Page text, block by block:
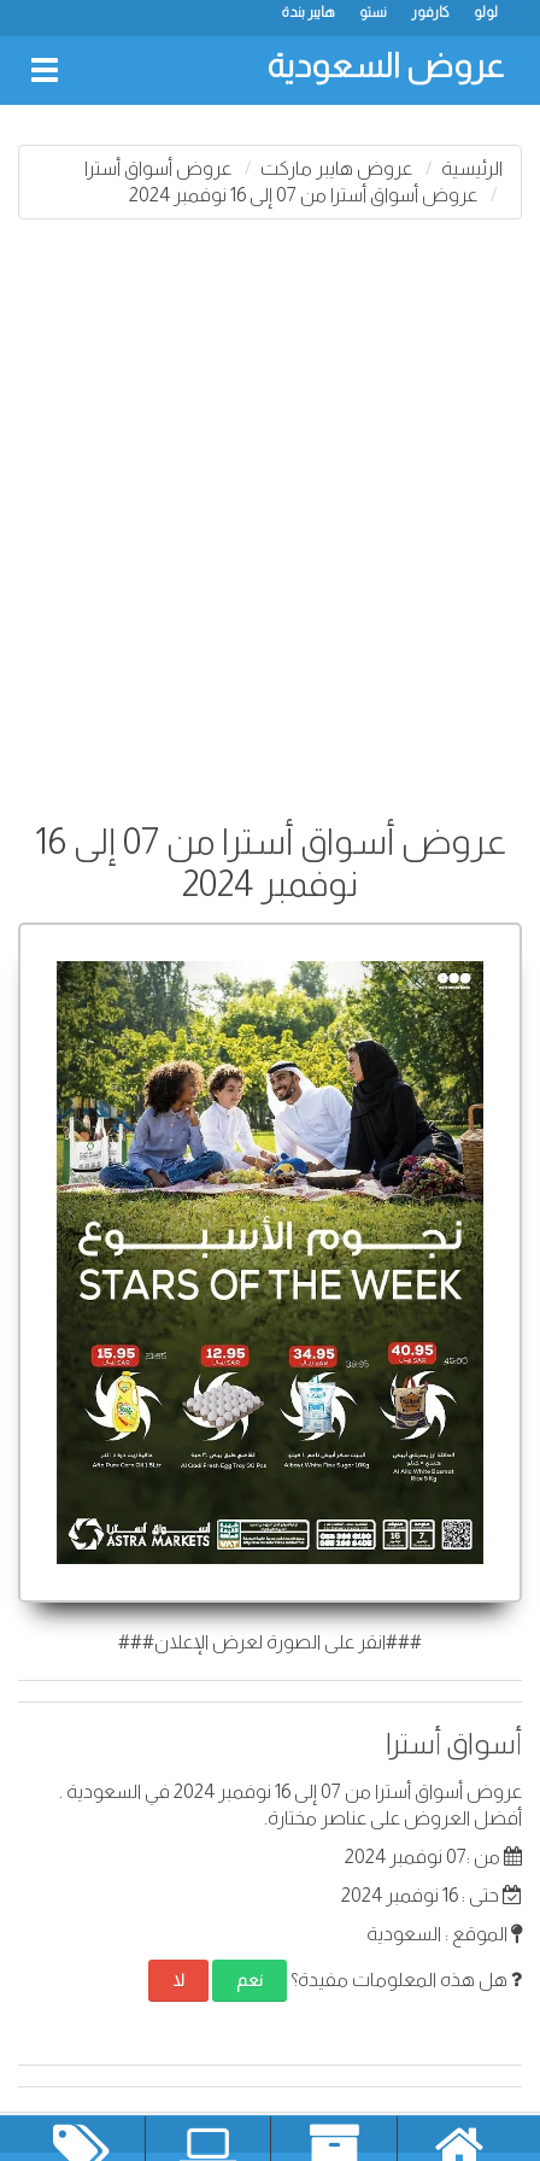
هايبر بندة نستو كارفور لولو
عروض السعودية
الرئيسية عروض هايبر ماركت
عروض أسواق أسترا
عروض أسواق أسترا من 07 إلى 16 نوفمبر 2024
عروض أسواق أسترا من 07 إلى 16
نوفمبر 2024
###انقر على الصورة لعرض الإعلان###
أسواق أسترا
عروض أسواق أسترا من 07 إلى 16 نوفمبر 2024 في السعودية .
أفضل العروض على عناصر مختارة.
من :07 نوفمبر 2024
حتى : 16 نوفمبر 2024
الموقع : السعودية
هل هذه المعلومات مفيدة؟ نعم لا